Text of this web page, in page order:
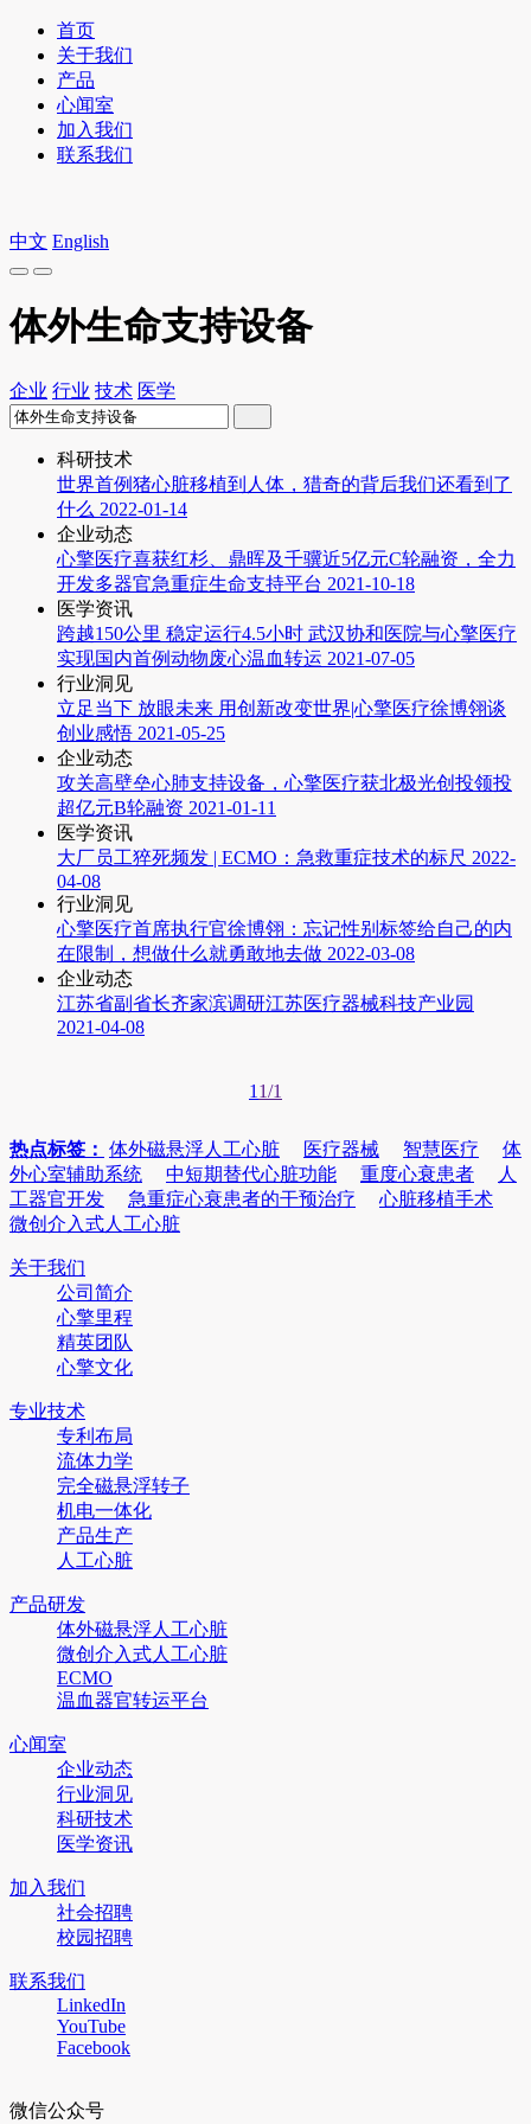
首页
关于我们
产品
心闻室
加入我们
联系我们
中文 English
体外生命支持设备
企业 行业 技术 医学
科研技术
世界首例猪心脏移植到人体，猎奇的背后我们还看到了
什么 2022-01-14
企业动态
心擎医疗喜获红杉、鼎晖及千骥近5亿元C轮融资，全力
开发多器官急重症生命支持平台 2021-10-18
医学资讯
跨越150公里 稳定运行4.5小时 武汉协和医院与心擎医疗
实现国内首例动物废心温血转运 2021-07-05
行业洞见
立足当下 放眼未来 用创新改变世界|心擎医疗徐博翎谈
创业感悟 2021-05-25
企业动态
攻关高壁垒心肺支持设备，心擎医疗获北极光创投领投
超亿元B轮融资 2021-01-11
医学资讯
大厂员工猝死频发 | ECMO：急救重症技术的标尺 2022-
04-08
行业洞见
心擎医疗首席执行官徐博翎：忘记性别标签给自己的内
在限制，想做什么就勇敢地去做 2022-03-08
企业动态
江苏省副省长齐家滨调研江苏医疗器械科技产业园
2021-04-08
1 1/1
热点标签： 体外磁悬浮人工心脏 医疗器械 智慧医疗
体
外心室辅助系统
中短期替代心脏功能 重度心衰患者
人
工器官开发
急重症心衰患者的干预治疗
心脏移植手术
微创介入式人工心脏
关于我们
公司简介
心擎里程
精英团队
心擎文化
专业技术
专利布局
流体力学
完全磁悬浮转子
机电一体化
产品生产
人工心脏
产品研发
体外磁悬浮人工心脏
微创介入式人工心脏
ECMO
温血器官转运平台
心闻室
企业动态
行业洞见
科研技术
医学资讯
加入我们
社会招聘
校园招聘
联系我们
LinkedIn
YouTube
Facebook
微信公众号